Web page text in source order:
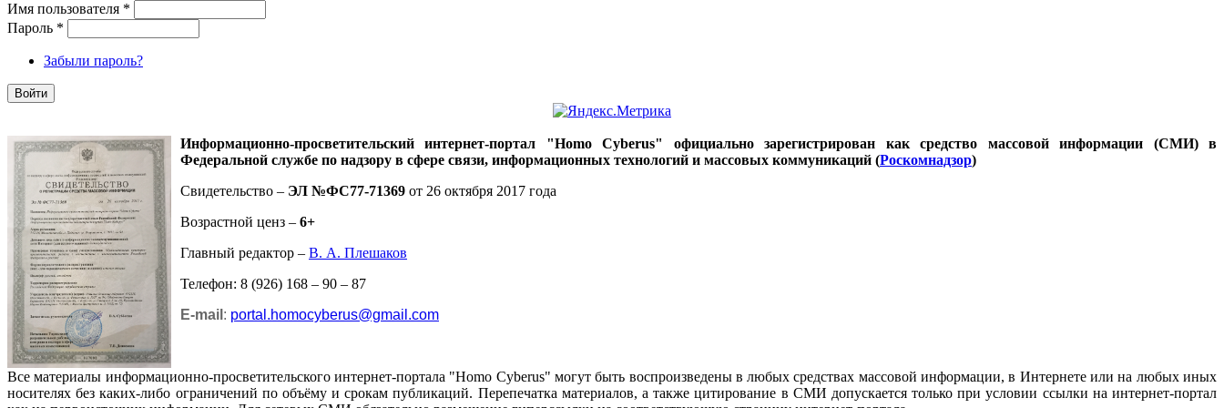
Имя пользователя *
Пароль *
Забыли пароль?
Информационно-просветительский интернет-портал "Homo Cyberus" официально зарегистрирован как средство массовой информации (СМИ) в
Федеральной службе по надзору в сфере связи, информационных технологий и массовых коммуникаций (Роскомнадзор)
Свидетельство – ЭЛ №ФС77-71369 от 26 октября 2017 года
Возрастной ценз – 6+
Главный редактор – В. А. Плешаков
Телефон: 8 (926) 168 – 90 – 87
E-mail : portal.homocyberus@gmail.com
Все материалы информационно-просветительского интернет-портала "Homo Cyberus" могут быть воспроизведены в любых средствах массовой информации, в Интернете или на любых иных
носителях без каких-либо ограничений по объёму и срокам публикаций. Перепечатка материалов, а также цитирование в СМИ допускается только при условии ссылки на интернет-портал